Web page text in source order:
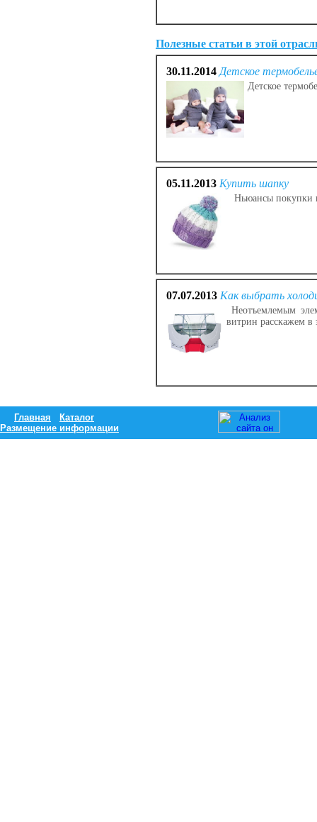
Полезные статьи в этой
30.11.2014 Детское
Детское
05.11.2013 Купить шапку
Ньюансы покупки
07.07.2013 Как выбрать
Неотъемлемым
витрин расскажем в
Главная
Каталог
Размещение информации